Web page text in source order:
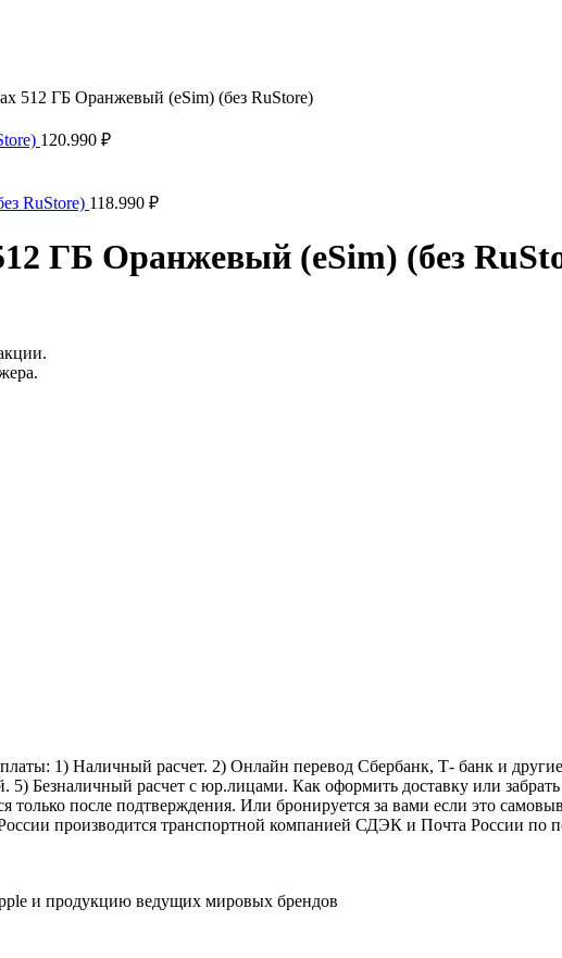
512 ГБ Оранжевый (eSim) (без RuStore)
120.990 ₽
RuStore) 118.990 ₽
ГБ Оранжевый (eSim) (без
1) Наличный расчет. 2) Онлайн перевод Сбербанк, Т- банк и
5) Безналичный расчет с юр.лицами. Как оформить доставку или
только после подтверждения. Или бронируется за вами если это
производится транспортной компанией СДЭК и Почта России по
и продукцию ведущих мировых брендов